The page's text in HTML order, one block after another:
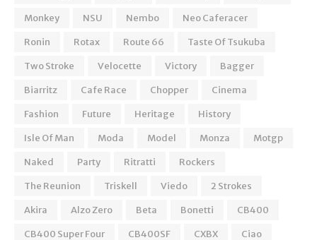
Monkey
NSU Nembo
Neo Caferacer
Ronin
Rotax Route 66
Taste Of Tsukuba
Two Stroke
Velocette Victory
Bagger
Biarritz
Cafe Race Chopper
Cinema
Fashion
Future Heritage
History
Isle Of Man
Moda Model Monza
Motgp
Naked
Party Ritratti
Rockers
The Reunion
Triskell Viedo
2 Strokes
Akira
Alzo Zero Beta Bonetti
CB400
CB400 Super Four
CB400SF CXBX Ciao